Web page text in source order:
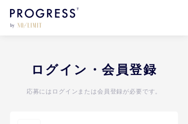
ログイン・会員登録
応募にはログインまたは会員登録が必要です。